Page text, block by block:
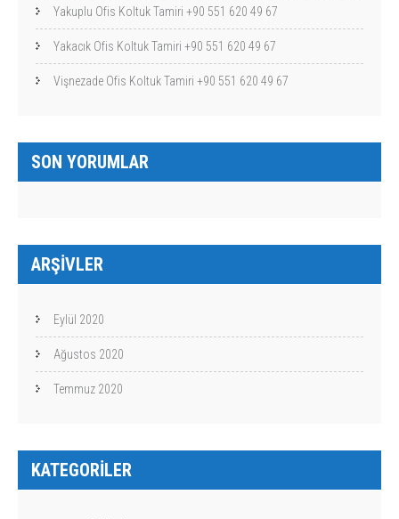
Yakuplu Ofis Koltuk Tamiri +90 551 620 49 67
Yakacık Ofis Koltuk Tamiri +90 551 620 49 67
Vişnezade Ofis Koltuk Tamiri +90 551 620 49 67
SON YORUMLAR
ARŞIVLER
Eylül 2020
Ağustos 2020
Temmuz 2020
KATEGORILER